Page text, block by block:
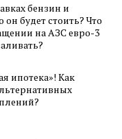
бензин и
он будет стоить? Что
на АЗС евро-3
ипотека»! Как